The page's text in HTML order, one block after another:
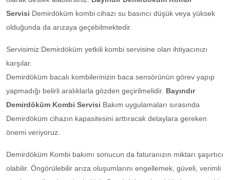
Servisi Demirdöküm kombi cihazı su basıncı düşük veya yüksek
olduğunda da arızaya geçebilmektedir.
Servisimiz Demirdöküm yetkili kombi servisine olan ihtiyacınızı
karşılar.
Demirdöküm bacalı kombilerinizin baca sensörünün görev yapıp
yapmadığı belirli aralıklarla gözden geçirilmelidir. Bayındır
Demirdöküm Kombi Servisi Bakım uygulamaları sırasında
Demirdöküm cihazın kapasitesini arttıracak detaylara gereken
önemi veriyoruz.
Demirdöküm Kombi bakımı sonucun da faturanızın miktarı şaşırtıcı
olabilir. Öngörülebilir arıza oluşumlarını engellemek, güveli, verimli